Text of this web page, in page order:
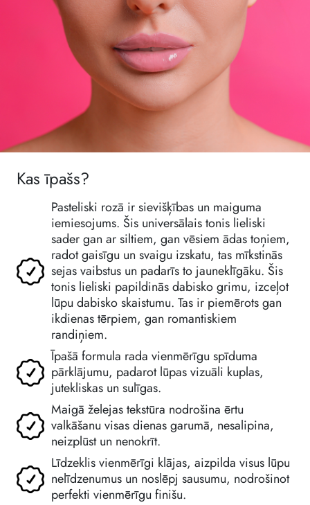
Kas īpašs?
Pasteliski rozā ir sievišķības un maiguma
iemiesojums. Šis universālais tonis lieliski
sader gan ar siltiem, gan vēsiem ādas toņiem,
radot gaisīgu un svaigu izskatu, tas mīkstinās
sejas vaibstus un padarīs to jauneklīgāku. Šis
tonis lieliski papildinās dabisko grimu, izceļot
lūpu dabisko skaistumu. Tas ir piemērots gan
ikdienas tērpiem, gan romantiskiem
randiņiem.
Īpašā formula rada vienmērīgu spīduma
pārklājumu, padarot lūpas vizuāli kuplas,
jutekliskas un sulīgas.
Maigā želejas tekstūra nodrošina ērtu
valkāšanu visas dienas garumā, nesalipina,
neizplūst un nenokrīt.
Līdzeklis vienmērīgi klājas, aizpilda visus lūpu
nelīdzenumus un noslēpj sausumu, nodrošinot
perfekti vienmērīgu finišu.